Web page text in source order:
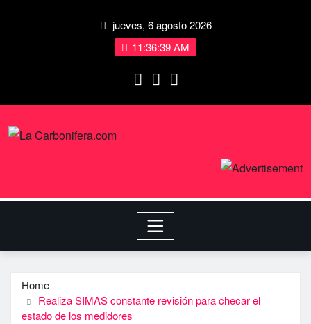
jueves, 6 agosto 2026
11:36:40 AM
Home
Realiza SIMAS constante revisión para checar el
estado de los medidores